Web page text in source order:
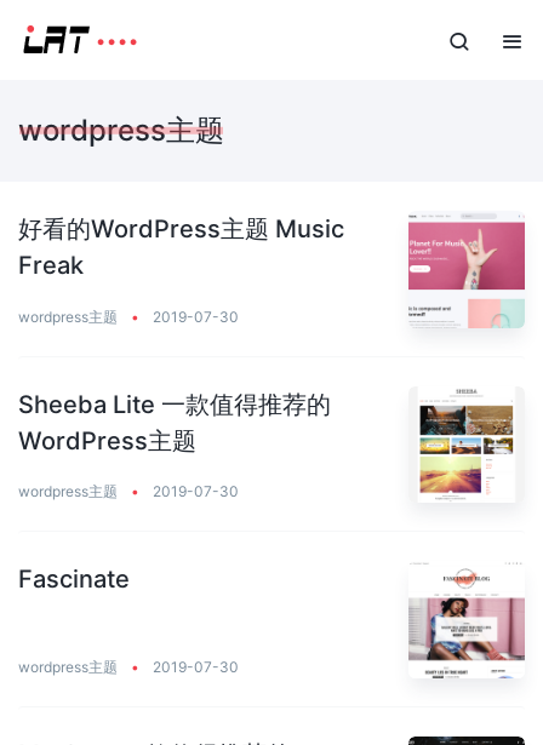
wordpress主题
好看的WordPress主题 Music
Freak
wordpress主题 • 2019-07-30
Sheeba Lite 一款值得推荐的
WordPress主题
wordpress主题 • 2019-07-30
Fascinate
wordpress主题 • 2019-07-30